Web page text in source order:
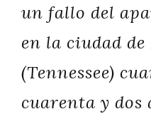
un fallo del
en la ciudad
(Tennessee)
cuarenta y dos